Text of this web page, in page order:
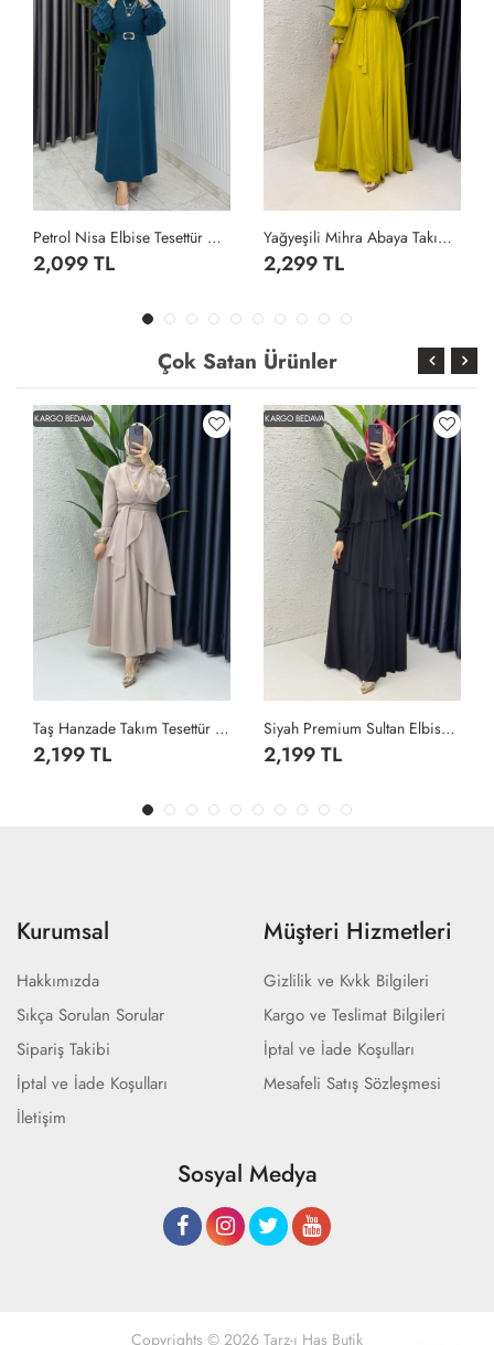
Petrol Nisa Elbise Tesettür Giyim Petrol Yeşili
2,099 TL
Yağyeşili Mihra Abaya Takım Tesettür Giyim Yağ Yeşili
2,299 TL
Çok Satan Ürünler
KARGO BEDAVA
Taş Hanzade Takım Tesettür Giyim Taş Rengi
2,199 TL
KARGO BEDAVA
Siyah Premium Sultan Elbise Tesettür Giyim Siyah
2,199 TL
Kurumsal
Hakkımızda
Sıkça Sorulan Sorular
Sipariş Takibi
İptal ve İade Koşulları
İletişim
Müşteri Hizmetleri
Gizlilik ve Kvkk Bilgileri
Kargo ve Teslimat Bilgileri
İptal ve İade Koşulları
Mesafeli Satış Sözleşmesi
Sosyal Medya
Copyrights © 2026 Tarz-ı Has Butik